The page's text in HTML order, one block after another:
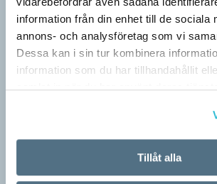
information från din enhet till de sociala
annons- och analysföretag som vi
Dessa kan i sin tur kombinera
information som du har tillhandahållit
samlat in när du har använt deras
Tillåt alla
I det här kvisset möter du texter om
författare på tolv olika språk hämtade från
är språken?